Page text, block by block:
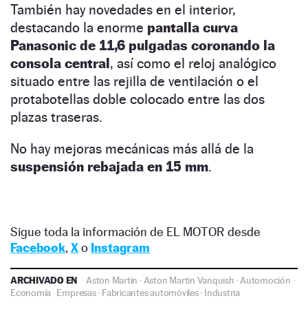
También hay novedades en el interior,
destacando la enorme pantalla curva
Panasonic de 11,6 pulgadas coronando la
consola central, así como el reloj analógico
situado entre las rejilla de ventilación o el
protabotellas doble colocado entre las dos
plazas traseras.
No hay mejoras mecánicas más allá de la
suspensión rebajada en 15 mm.
Sigue toda la información de EL MOTOR desde
Facebook, Xo Instagram
ARCHIVADO EN Aston Martin · Aston Martin Vanquish ·Automoción ·
Economía ·Empresas· Fabricantes automóviles· Industria